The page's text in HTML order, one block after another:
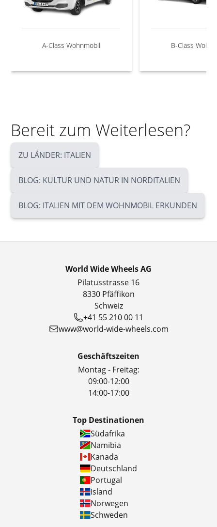
A-Class Wohnmobil B-Class
Bereit zum Weiterlesen?
ZU LÄNDER: ITALIEN
BLOG: KULTUR UND NATUR IN NORDITALIEN
BLOG: ITALIEN MIT DEM WOHNMOBIL ERKUNDEN
World Wide Wheels AG
Pilatusstrasse 16
8330 Pfäffikon
Schweiz
+41 55 210 00 11
www@world-wide-wheels.com
Geschäftszeiten
Montag - Freitag:
09:00-12:00
14:00-17:00
Top Destinationen
Südafrika
Namibia
Kanada
Deutschland
Portugal
Island
Norwegen
Schweden